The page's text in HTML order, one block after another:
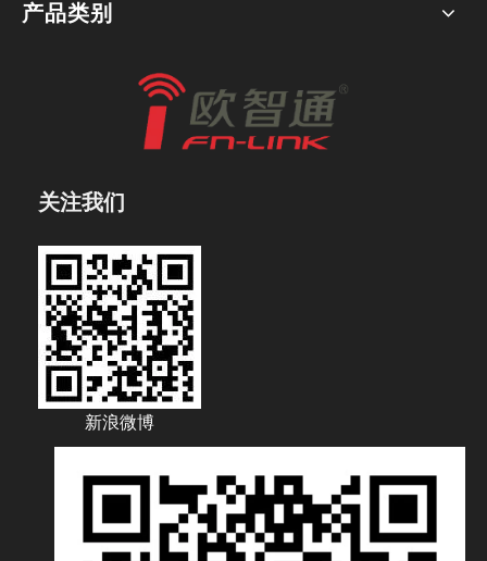
产品类别
关注我们
新浪微博